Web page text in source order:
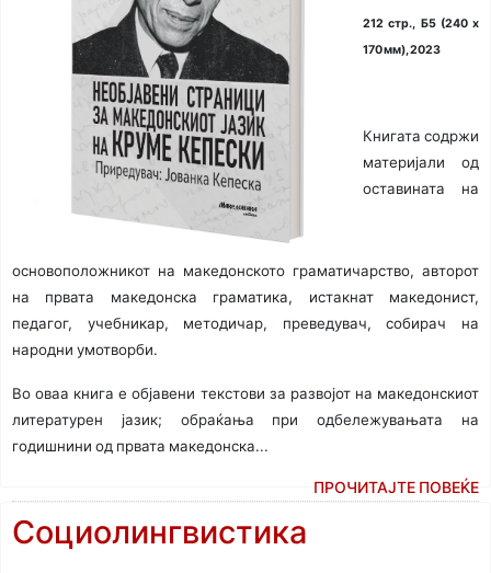
212 стр., Б5 (240 х
170 мм), 2023
Книгата содржи
материјали од
оставината на
основоположникот на македонското граматичарство, авторот
на првата македонска граматика, истакнат македонист,
педагог, учебникар, методичар, преведувач, собирач на
народни умотворби.
Во оваа книга е објавени текстови за развојот на македонскиот
литературен јазик; обраќања при одбележувањата на
годишнини од првата македонска...
ПРОЧИТАЈТЕ ПОВЕЌЕ
Социолингвистика